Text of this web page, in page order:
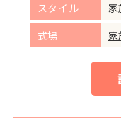
スタイル
家
式場
家